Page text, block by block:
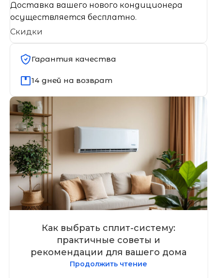
Доставка вашего нового кондиционера
осуществляется бесплатно.
Скидки
Гарантия качества
14 дней на возврат
Как выбрать сплит-систему:
практичные советы и
рекомендации для вашего дома
Продолжить чтение